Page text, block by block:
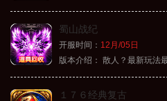
蜀山战纪
开服时间： 12月/05日
版本介绍： 散人？最新玩法
１７６经典复古